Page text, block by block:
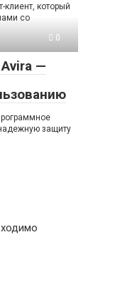
который
со
0
—
защиту